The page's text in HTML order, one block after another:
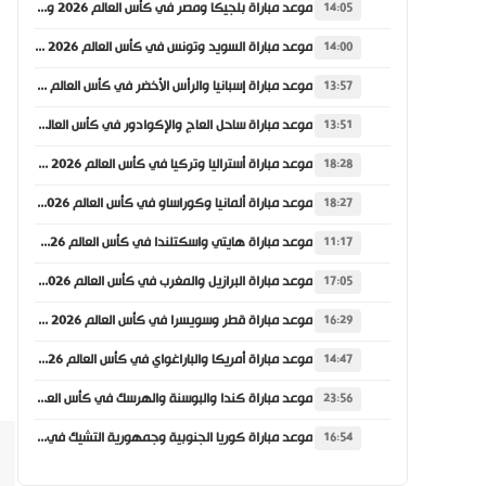
14:05 موعد مباراة بلجيكا ومصر في كأس العالم 2026 والقنوات الناقلة
14:00 موعد مباراة السويد وتونس في كأس العالم 2026 والقنوات الناقلة
13:57 موعد مباراة إسبانيا والرأس الأخضر في كأس العالم 2026 والقنوات الناقلة
13:51 موعد مباراة ساحل العاج والإكوادور في كأس العالم 2026 والقنوات الناقلة
18:28 موعد مباراة أستراليا وتركيا في كأس العالم 2026 والقنوات الناقلة
18:27 موعد مباراة ألمانيا وكوراساو في كأس العالم 2026 والقنوات الناقلة
11:17 موعد مباراة هايتي واسكتلندا في كأس العالم 2026 والقنوات الناقلة
17:05 موعد مباراة البرازيل والمغرب في كأس العالم 2026 والقنوات الناقلة
16:29 موعد مباراة قطر وسويسرا في كأس العالم 2026 والقنوات الناقلة
14:47 موعد مباراة أمريكا والباراغواي في كأس العالم 2026 والقنوات الناقلة
23:56 موعد مباراة كندا والبوسنة والهرسك في كأس العالم 2026 والقنوات الناقلة
16:54 موعد مباراة كوريا الجنوبية وجمهورية التشيك في كأس العالم 2026 والقنوات الناقلة